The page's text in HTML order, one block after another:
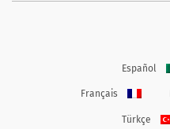
Español
Français
Türkçe